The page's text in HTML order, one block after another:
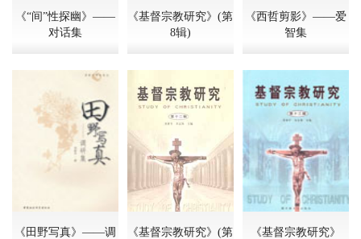
《“间”性探幽》——
对话集
《基督宗教研究》(第
8辑)
《西哲剪影》——爱
智集
《田野写真》——调
《基督宗教研究》(第
《基督宗教研究》